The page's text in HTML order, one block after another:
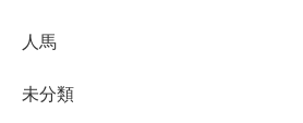
人馬
未分類